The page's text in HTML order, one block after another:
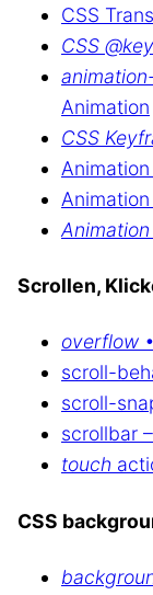
CSS
CSS
Animation
CSS
Animation
Scrollen,
overflow
scroll-
scroll-
scrollbar
touch
CSS